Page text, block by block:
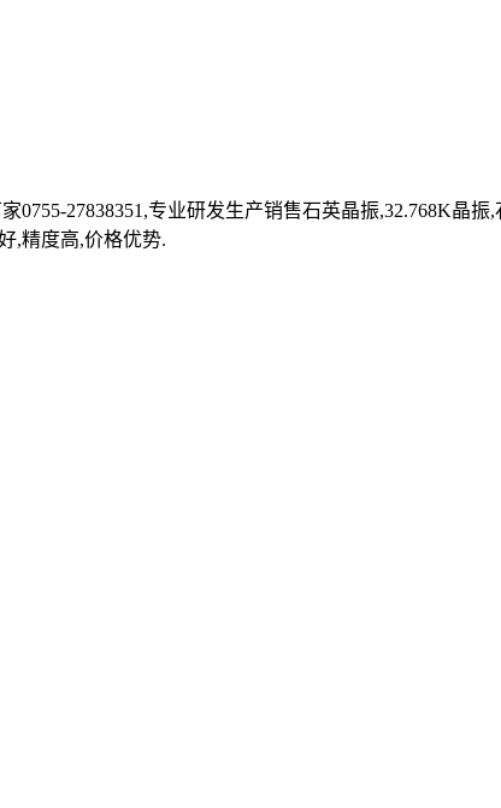
0755-27838351,专业研发生产销售石英晶振,32.768K晶
,精度高,价格优势.